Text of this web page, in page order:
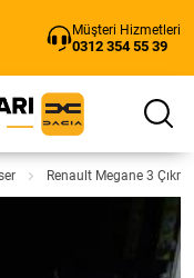
Müşteri Hizmetleri
0312 354 55 39
Renault Megane 3